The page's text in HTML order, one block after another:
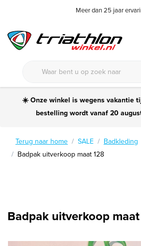
Meer dan 25 jaar
☀️ Onze winkel is wegens vakantie
bestelling wordt vanaf 20
Terug naar home SALE
Badkleding
Badpak uitverkoop maat 128
Badpak uitverkoop